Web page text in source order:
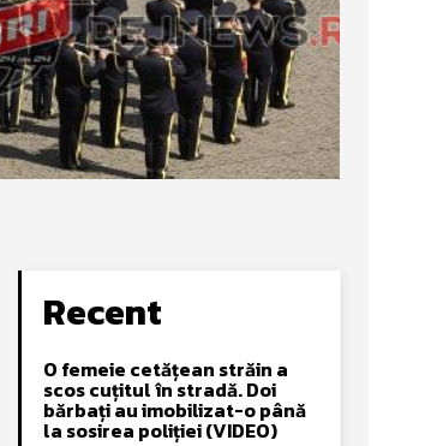
Recent
O femeie cetățean străin a
scos cuțitul în stradă. Doi
bărbați au imobilizat-o până
la sosirea poliției (VIDEO)